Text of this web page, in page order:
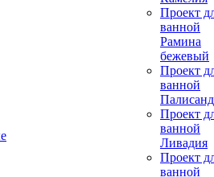
Проект
ванной
Рамина
бежевый
Проект
ванной
Проект
ванной
Ливадия
Проект
ванной